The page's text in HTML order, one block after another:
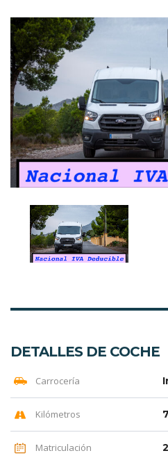
DETALLES DE COCHE
Carrocería
Kilómetros
Matriculación